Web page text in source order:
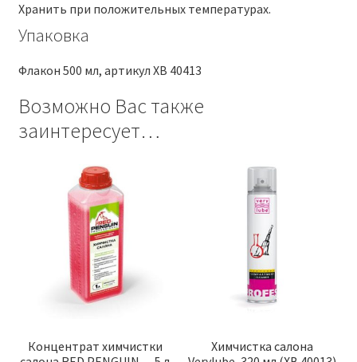
Хранить при положительных температурах.
Упаковка
Флакон 500 мл, артикул ХВ 40413
Возможно Вас также
заинтересует…
Концентрат химчистки
Химчистка салона